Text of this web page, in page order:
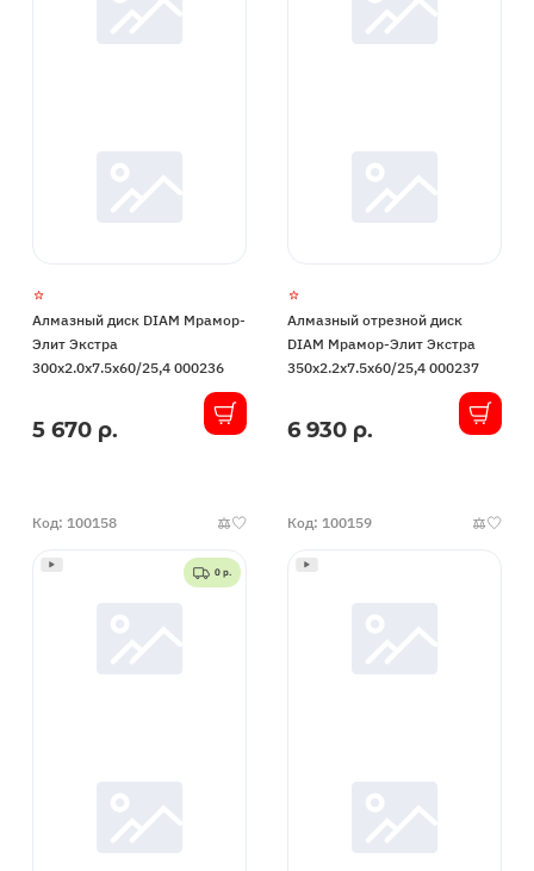
Алмазный диск DIAM Мрамор-
Элит Экстра
300x2.0x7.5x60/25,4 000236
В
5 670 р.
Алмазный отрезной диск
DIAM Мрамор-Элит Экстра
350x2.2x7.5x60/25,4 000237
В
6 930 р.
Код: 100158
0 р.
Код: 100159